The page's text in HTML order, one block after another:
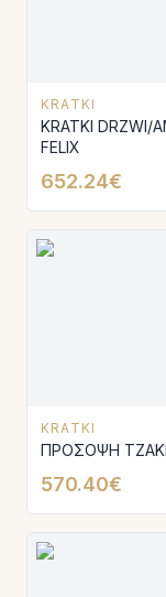
KRATKI
KRATKI DRZWI/
FELIX
652.24€
KRATKI
ΠΡΟΣΟΨΗ
570.40€